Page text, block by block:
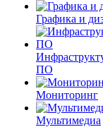
Графика и
ПО
Мониторинг
Мультимедиа